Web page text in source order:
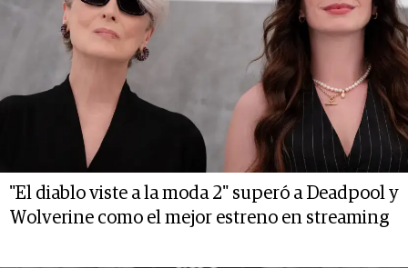
"El diablo viste a la moda 2" superó a Deadpool y
Wolverine como el mejor estreno en streaming